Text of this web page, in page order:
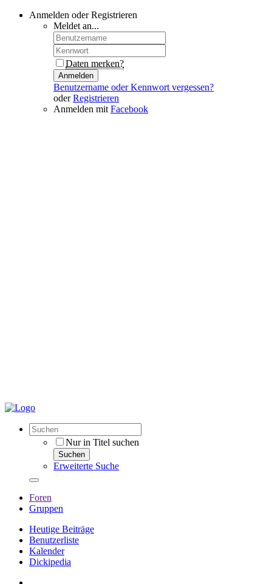
Anmelden oder Registrieren
Meldet an...
Daten merken?
Anmelden
Benutzername oder Kennwort vergessen?
oderRegistrieren
Anmelden mit Facebook
Nur in Titel suchen
Suchen
Erweiterte Suche
Foren
Gruppen
Heutige Beiträge
Benutzerliste
Kalender
Dickipedia